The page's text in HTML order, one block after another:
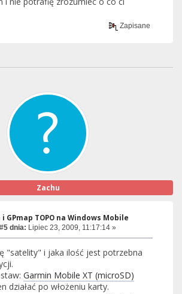
Zapisane
Zachu
i GPmap TOPO na Windows Mobile
dnia: Lipiec 23, 2009, 11:17:14 »
"satelity" i jaka ilość jest potrzebna
Garmin Mobile XT (microSD)
działać po włożeniu karty.